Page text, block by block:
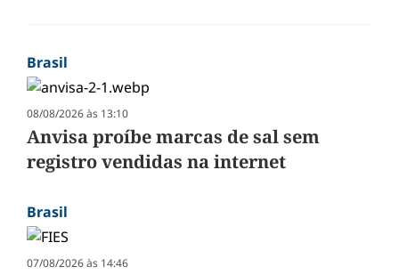
Brasil
08/08/2026 às 13:10
Anvisa proíbe marcas de sal sem
registro vendidas na internet
Brasil
07/08/2026 às 14:46